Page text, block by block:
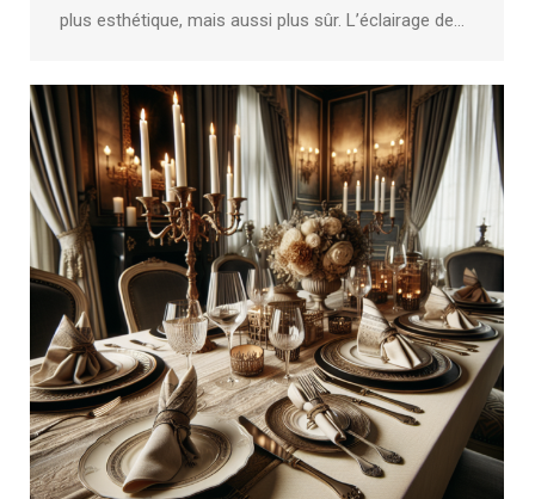
plus esthétique, mais aussi plus sûr. L’éclairage de…